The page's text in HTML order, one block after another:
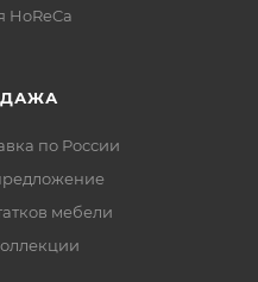
HoReCa
по России
мебели